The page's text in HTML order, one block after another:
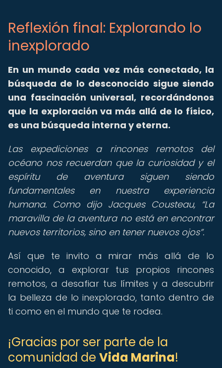
Reflexión final: Explorando lo
inexplorado
En un mundo cada vez más conectado, la
búsqueda de lo desconocido sigue siendo
una fascinación universal, recordándonos
que la exploración va más allá de lo físico,
es una búsqueda interna y eterna.
Las expediciones a rincones remotos del
océano nos recuerdan que la curiosidad y el
espíritu de aventura siguen siendo
fundamentales en nuestra experiencia
humana. Como dijo Jacques Cousteau,
La
maravilla de la aventura no está en encontrar
nuevos territorios, sino en tener nuevos ojos .
Así que te invito a mirar más allá de lo
conocido, a explorar tus propios rincones
remotos, a desafiar tus límites y a descubrir
la belleza de lo inexplorado, tanto dentro de
ti como en el mundo que te rodea.
¡Gracias por ser parte de la
comunidad de Vida Marina!